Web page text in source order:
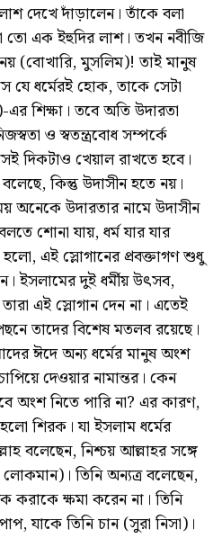
দেখে দাঁড়ালেন। তাঁকে বলা
এক ইহুদির লাশ। তখন নবীজি
(বোখারি, মুসলিম)! তাই মানুষ
যে ধর্মেরই হোক, তাকে সেটা
এর শিক্ষা। তবে অতি উদারতা
ও স্বতন্ত্রবোধ সম্পর্কে
দিকটাও খেয়াল রাখতে হবে।
কিন্তু উদাসীন হতে নয়।
অনেকে উদারতার নামে উদাসীন
শোনা যায়, ধর্ম যার যার
এই স্লোগানের প্রবক্তাগণ শুধু
ইসলামের দুই ধর্মীয় উৎসব,
এই স্লোগান দেন না। এতেই
তাদের বিশেষ মতলব রয়েছে।
ঈদে অন্য ধর্মের মানুষ অংশ
দেওয়ার নামান্তর। কেন
অংশ নিতে পারি না? এর কারণ,
শিরক। যা ইসলাম ধর্মের
বলেছেন, নিশ্চয় আল্লাহর সঙ্গে
তিনি অন্যত্র বলেছেন,
করাকে ক্ষমা করেন না। তিনি
যাকে তিনি চান (সুরা নিসা)।